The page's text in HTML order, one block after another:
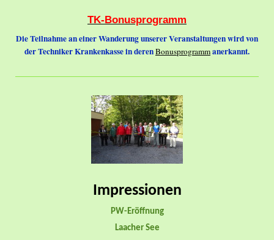
TK-Bonusprogramm
Die Teilnahme an einer Wanderung unserer Veranstaltungen wird von
der Techniker Krankenkasse in derenBonusprogrammanerkannt.
Impressionen
PW-Eröffnung
Laacher See